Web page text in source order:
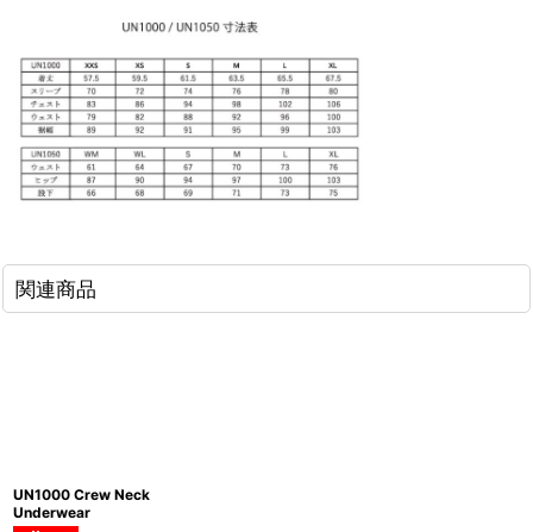
関連商品
UN1000 Crew Neck
Underwear